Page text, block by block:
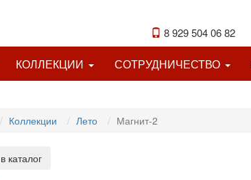
8 929 504 06 82
КОЛЛЕКЦИИ СОТРУДНИЧЕСТВО
Коллекции Лето Магнит-2